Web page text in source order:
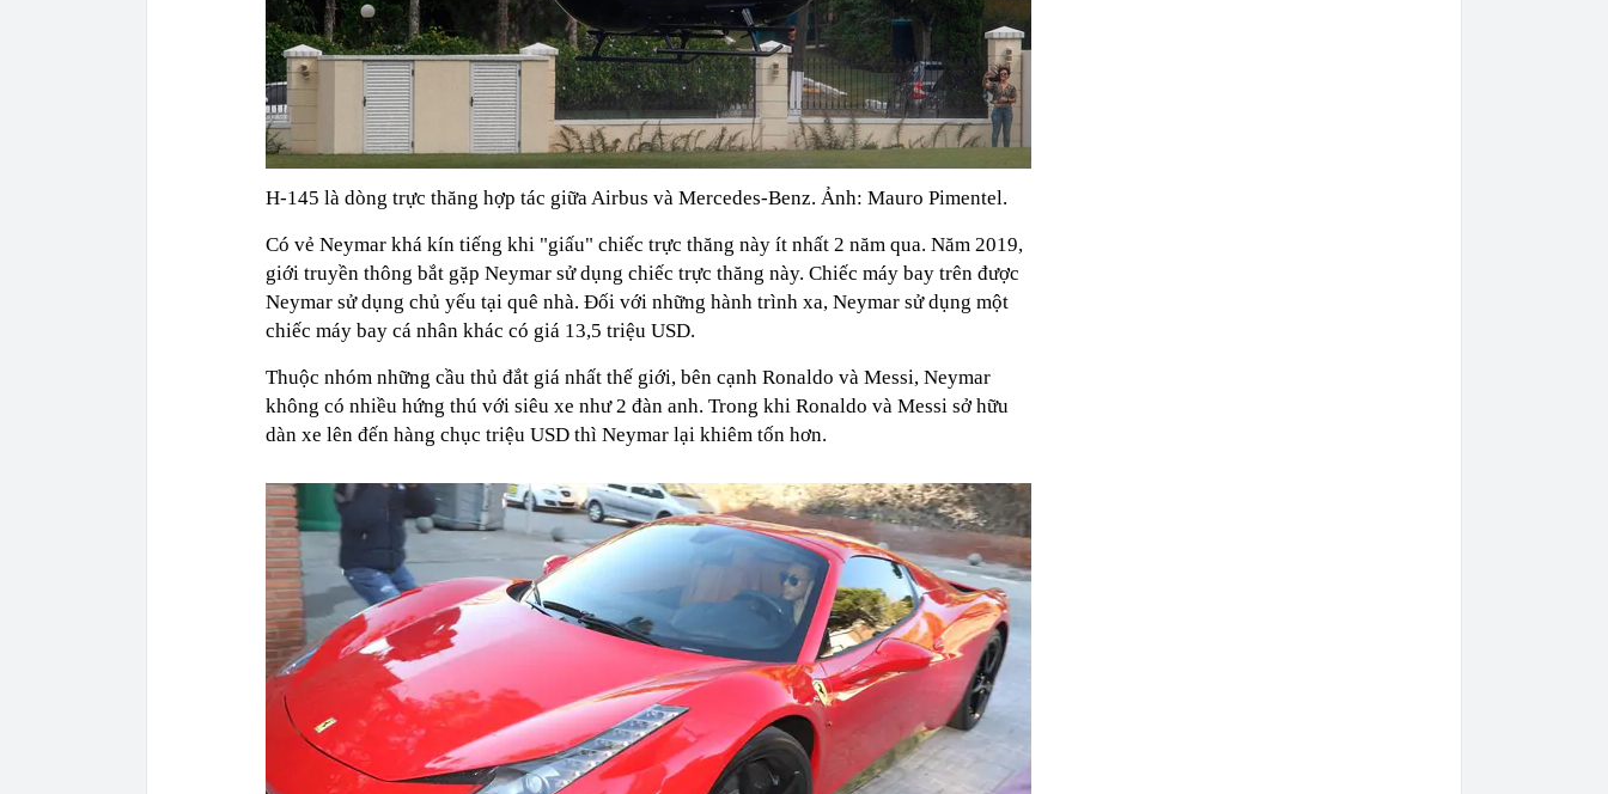
H-145 là dòng trực thăng hợp tác giữa Airbus và Mercedes-Benz. Ảnh: Mauro Pimentel.
Có vẻ Neymar khá kín tiếng khi "giấu" chiếc trực thăng này ít nhất 2 năm qua. Năm 2019,
giới truyền thông bắt gặp Neymar sử dụng chiếc trực thăng này. Chiếc máy bay trên được
Neymar sử dụng chủ yếu tại quê nhà. Đối với những hành trình xa, Neymar sử dụng một
chiếc máy bay cá nhân khác có giá 13,5 triệu USD.
Thuộc nhóm những cầu thủ đắt giá nhất thế giới, bên cạnh Ronaldo và Messi, Neymar
không có nhiều hứng thú với siêu xe như 2 đàn anh. Trong khi Ronaldo và Messi sở hữu
dàn xe lên đến hàng chục triệu USD thì Neymar lại khiêm tốn hơn.